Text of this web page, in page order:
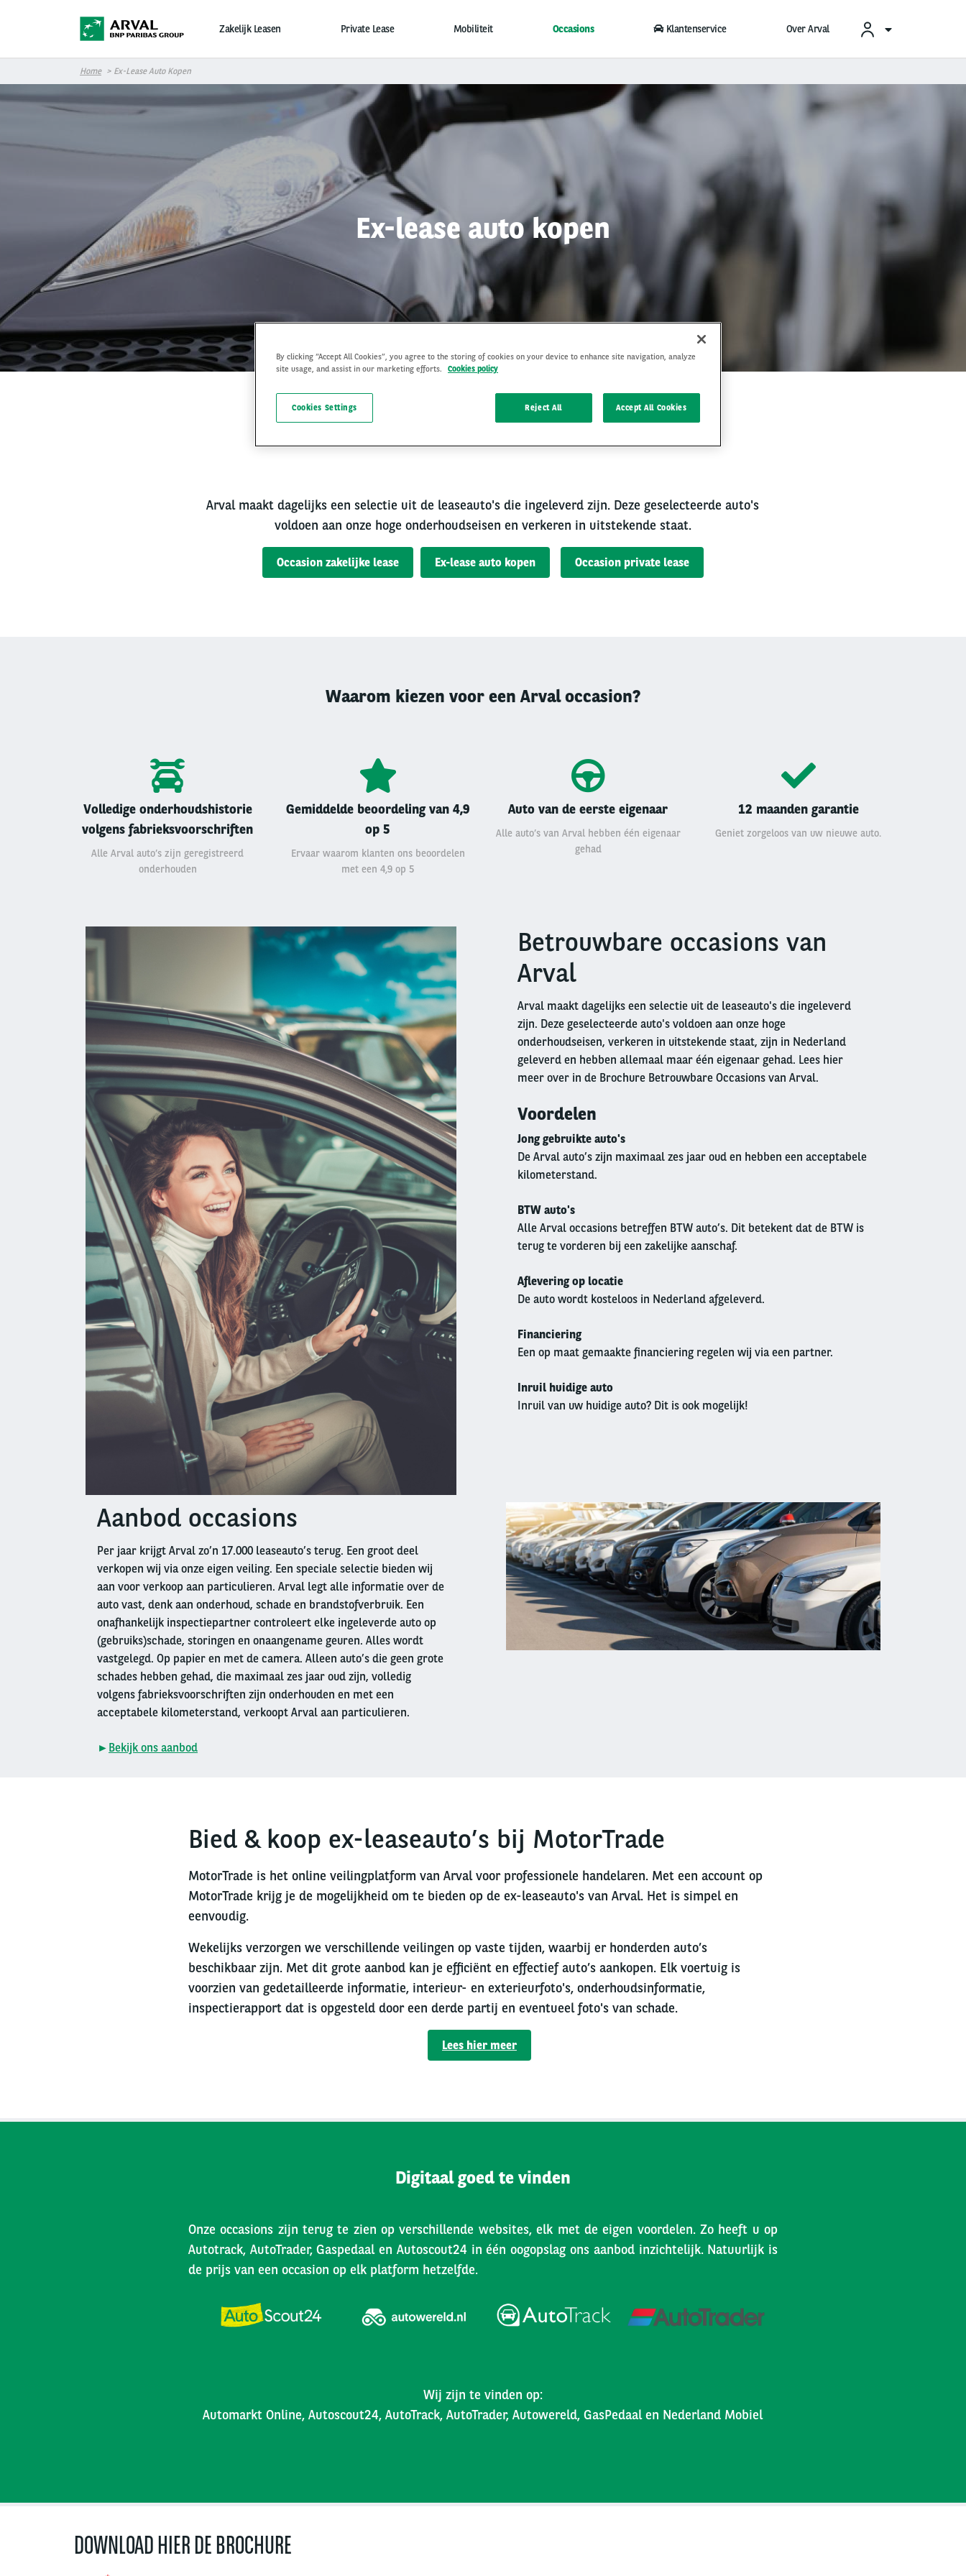
Zakelijk Leasen Private Lease Mobiliteit Occasions Klantenservice Over Arval
Home Ex-Lease Auto Kopen
Ex-lease auto kopen
Arval maakt dagelijks een selectie uit de leaseauto's die ingeleverd zijn. Deze geselecteerde auto's
voldoen aan onze hoge onderhoudseisen en verkeren in uitstekende staat.
Occasion zakelijke lease Ex-lease auto kopen Occasion private lease
Waarom kiezen voor een Arval occasion?
Volledige onderhoudshistorie
volgens fabrieksvoorschriften
Alle Arval auto’s zijn geregistreerd
onderhouden
Gemiddelde beoordeling van 4,9
op 5
Ervaar waarom klanten ons beoordelen
met een 4,9 op 5
Auto van de eerste eigenaar
Alle auto’s van Arval hebben één eigenaar
gehad
12 maanden garantie
Geniet zorgeloos van uw nieuwe auto.
column
Right
columnBetrouwbare occasions van
Arval
Arval maakt dagelijks een selectie uit de leaseauto's die ingeleverd
zijn. Deze geselecteerde auto's voldoen aan onze hoge
onderhoudseisen, verkeren in uitstekende staat, zijn in Nederland
geleverd en hebben allemaal maar één eigenaar gehad. Lees hier
meer over in de Brochure Betrouwbare Occasions van Arval.
Voordelen
Jong gebruikte auto's
De Arval auto’s zijn maximaal zes jaar oud en hebben een acceptabele
kilometerstand.
BTW auto's
Alle Arval occasions betreffen BTW auto’s. Dit betekent dat de BTW is
terug te vorderen bij een zakelijke aanschaf.
Aflevering op locatie
De auto wordt kosteloos in Nederland afgeleverd.
Financiering
Een op maat gemaakte financiering regelen wij via een partner.
Inruil huidige auto
Inruil van uw huidige auto? Dit is ook mogelijk!
columnAanbod occasions
Per jaar krijgt Arval zo’n 17.000 leaseauto’s terug. Een groot deel
verkopen wij via onze eigen veiling. Een speciale selectie bieden wij
aan voor verkoop aan particulieren. Arval legt alle informatie over de
auto vast, denk aan onderhoud, schade en brandstofverbruik. Een
onafhankelijk inspectiepartner controleert elke ingeleverde auto op
(gebruiks)schade, storingen en onaangename geuren. Alles wordt
vastgelegd. Op papier en met de camera. Alleen auto’s die geen grote
schades hebben gehad, die maximaal zes jaar oud zijn, volledig
volgens fabrieksvoorschriften zijn onderhouden en met een
acceptabele kilometerstand, verkoopt Arval aan particulieren.
► Bekijk ons aanbod
Right
column
Bied & koop ex-leaseauto’s bij MotorTrade
MotorTrade is het online veilingplatform van Arval voor professionele handelaren. Met een account op
MotorTrade krijg je de mogelijkheid om te bieden op de ex-leaseauto's van Arval. Het is simpel en
eenvoudig.
Wekelijks verzorgen we verschillende veilingen op vaste tijden, waarbij er honderden auto’s
beschikbaar zijn. Met dit grote aanbod kan je efficiënt en effectief auto’s aankopen. Elk voertuig is
voorzien van gedetailleerde informatie, interieur- en exterieurfoto's, onderhoudsinformatie,
inspectierapport dat is opgesteld door een derde partij en eventueel foto's van schade.
Lees hier meer
Digitaal goed te vinden
Onze occasions zijn terug te zien op verschillende websites, elk met de eigen voordelen. Zo heeft u op
Autotrack, AutoTrader, Gaspedaal en Autoscout24 in één oogopslag ons aanbod inzichtelijk. Natuurlijk is
de prijs van een occasion op elk platform hetzelfde.
Wij zijn te vinden op:
Automarkt Online, Autoscout24, AutoTrack, AutoTrader, Autowereld, GasPedaal en Nederland Mobiel
DOWNLOAD HIER DE BROCHURE
By clicking “Accept All Cookies”, you agree to the storing of cookies on your device to enhance site navigation, analyze
site usage, and assist in our marketing efforts.
Cookies policy
Reject All Accept All Cookies
Cookies Settings